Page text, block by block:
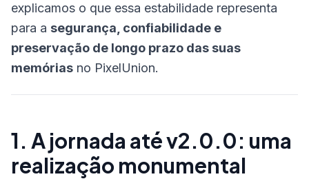
explicamos o que essa estabilidade representa
para a segurança, confiabilidade e
preservação de longo prazo das suas
memórias no PixelUnion.
1. A jornada até v2.0.0: uma
realização monumental